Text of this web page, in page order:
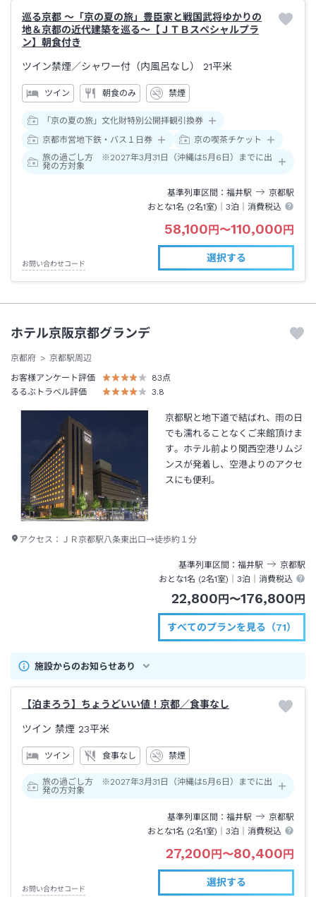
巡る京都 ～「京の夏の旅」豊臣家と戦国武将ゆかりの
地＆京都の近代建築を巡る～【ＪＴＢスペシャルプラ
ン】朝食付き
ツイン禁煙／シャワー付（内風呂なし） 21平米
ツイン 朝食のみ 禁煙
「京の夏の旅」文化財特別公開拝観引換券
京都市営地下鉄・バス１日券
京の喫茶チケット
旅の過ごし方 ※2027年3月31日（沖縄は5月6日）までに出
発の方対象
基準列車区間 福井駅 京都駅
おとな1名 (2名1室)｜ 3泊 ｜消費税込
58,100円〜110,000円
お問い合わせコード
選択する
ホテル京阪京都グランデ
京都府
京都駅周辺
お客様アンケート評価
83点
るるぶトラベル評価
3.8
京都駅と地下道で結ばれ、雨の日
でも濡れることなくご来館頂けま
す。ホテル前より関西空港リムジ
ンスが発着し、空港よりのアクセ
スにも便利。
アクセス： ＪＲ京都駅八条東出口→徒歩約１分
基準列車区間 福井駅 京都駅
おとな1名 (2名1室)｜ 3泊 ｜消費税込
22,800 円 〜176,800 円
すべてのプランを見る（71）
施設からのお知らせあり
【泊まろう】ちょうどいい値！京都／食事なし
ツイン 禁煙 23平米
ツイン 食事なし 禁煙
旅の過ごし方 ※2027年3月31日（沖縄は5月6日）までに出
発の方対象
基準列車区間 福井駅 京都駅
おとな1名 (2名1室)｜ 3泊 ｜消費税込
27,200 円 〜80,400 円
お問い合わせコード
選択する